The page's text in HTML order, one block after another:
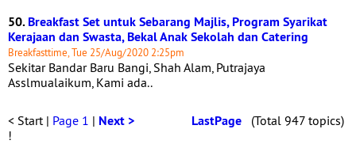
50.Breakfast Set untuk Sebarang Majlis, Program Syarikat
Kerajaan dan Swasta, Bekal Anak Sekolah dan Catering
Breakfasttime, Tue 25/Aug/2020 2:25pm
Sekitar Bandar Baru Bangi, Shah Alam, Putrajaya
Asslmualaikum, Kami ada..
< Start | Page 1 | Next > LastPage (Total 947 topics)
!